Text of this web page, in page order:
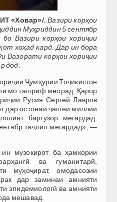
«Ховар»/. Вазири корҳои
Муҳриддин 5 сентябр
Вазири корҳои хориҷии
хоҳад кард. Дар ин бора
Вазорати корҳои хориҷии
дод.
Ҷумҳурии Тоҷикистон
мо ташриф меорад. Қарор
Русия Сергей Лавров
дар остонаи ҷашни миллии
баргузор мегардад.
таҷлил мегардад», —
музокирот ба ҳамкории
ва гуманитарӣ,
муҳоҷират, омодасозии
дар заминаи амнияти
эпидемиологӣ ва амнияти
мешавад.